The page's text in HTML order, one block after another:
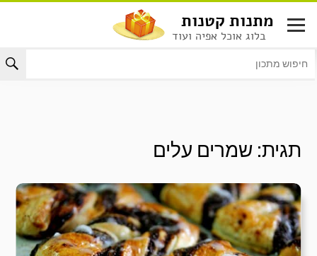
לתוכן
מתנות קטנות
בלוג אוכל אפיה ועוד
תגית:שמרים עלים